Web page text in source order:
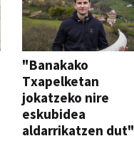
"Banakako
Txapelketan
jokatzeko nire
eskubidea
aldarrikatzen dut"